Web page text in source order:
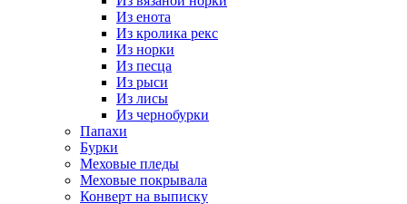
Из енота
Из кролика рекс
Из норки
Из песца
Из рыси
Из лисы
Из чернобурки
Папахи
Бурки
Меховые пледы
Меховые покрывала
Конверт на выписку